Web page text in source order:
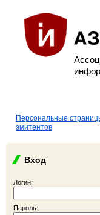
Персональные
эмитентов
Вход
Логин:
Пароль: